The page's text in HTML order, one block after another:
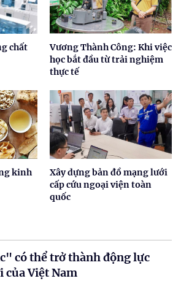
chất
Vương Thành Công: Khi việc
học bắt đầu từ trải nghiệm
thực tế
kinh
Xây dựng bản đồ mạng lưới
cấp cứu ngoại viện toàn
quốc
có thể trở thành động lực
Việt Nam